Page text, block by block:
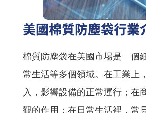
美國棉質防塵袋行業
棉質防塵袋在美國市場是一個
常生活等多個領域。在工業上
入，影響設備的正常運行；在
觀的作用；在日常生活裡，常